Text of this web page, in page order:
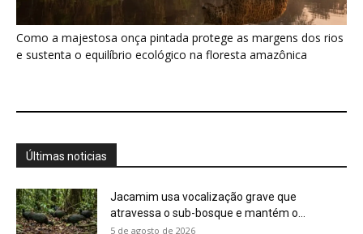
Peixe-boi-amazônico usa lábios preênseis
para arrancar plantas e troca dentes durante...
5 de agosto de 2026
Você pode olhar para uma floresta e não
4 de agosto de 2026